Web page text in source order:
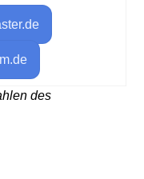
des